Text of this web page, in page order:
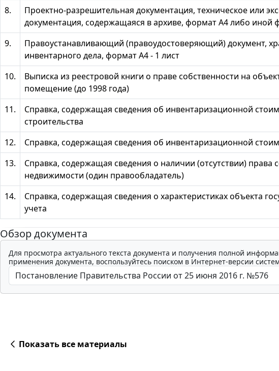
8.
Проектно-разрешительная документация, техническое или
документация, содержащаяся в архиве, формат А4 либо иной
9.
Правоустанавливающий (правоудостоверяющий) документ,
инвентарного дела, формат А4 - 1 лист
10.
Выписка из реестровой книги о праве собственности на
помещение (до 1998 года)
11.
Справка, содержащая сведения об инвентаризационной
строительства
12. Справка, содержащая сведения об инвентаризационной
13.
Справка, содержащая сведения о наличии (отсутствии) права
недвижимости (один правообладатель)
14.
Справка, содержащая сведения о характеристиках объекта
учета
Обзор документа
Для просмотра актуального текста документа и получения полной
применения документа, воспользуйтесь поиском в Интернет-версии
Показать все материалы